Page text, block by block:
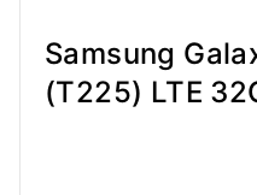
Samsung
(T225) LTE